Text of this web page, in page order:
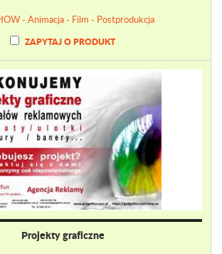
- Animacja - Film - Postprodukcja
ZAPYTAJ O PRODUKT
Projekty graficzne